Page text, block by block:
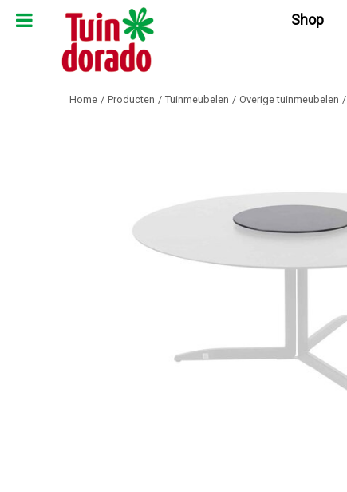
naar
Home Producten Tuinmeubelen Overige tuinmeubelen
Shop